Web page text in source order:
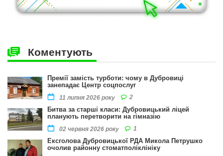
Коментують
Премії замість турботи: чому в Дубровиці
занепадає Центр соцпослуг
11 липня 2026 року 2
Битва за старші класи: Дубровицький ліцей
планують перетворити на гімназію
02 червня 2026 року 1
Ексголова Дубровицької РДА Микола Петрушко
очолив районну стоматполіклініку